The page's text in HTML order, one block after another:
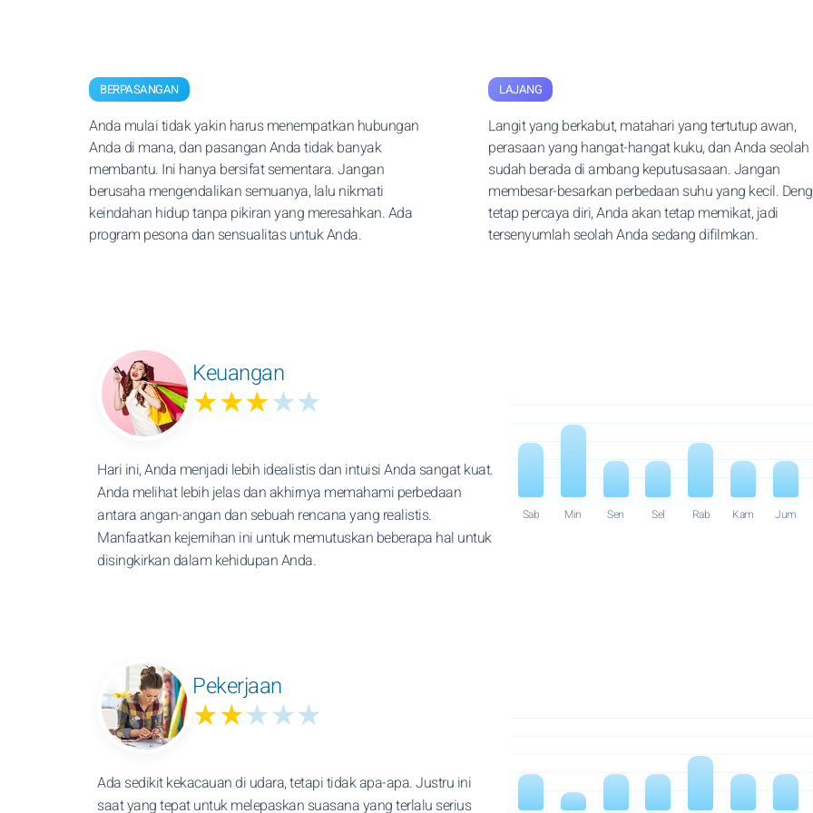
BERPASANGAN
Anda mulai tidak yakin harus menempatkan hubungan
Anda di mana, dan pasangan Anda tidak banyak
membantu. Ini hanya bersifat sementara. Jangan
berusaha mengendalikan semuanya, lalu nikmati
keindahan hidup tanpa pikiran yang meresahkan. Ada
program pesona dan sensualitas untuk Anda.
LAJANG
Langit yang berkabut, matahari yang tertutup awan,
perasaan yang hangat-hangat kuku, dan Anda seolah
sudah berada di ambang keputusasaan. Jangan
membesar-besarkan perbedaan suhu yang kecil.
tetap percaya diri, Anda akan tetap memikat, jadi
tersenyumlah seolah Anda sedang difilmkan.
Keuangan
★★★★★
Hari ini, Anda menjadi lebih idealistis dan intuisi Anda sangat kuat.
Anda melihat lebih jelas dan akhirnya memahami perbedaan
antara angan-angan dan sebuah rencana yang realistis.
Manfaatkan kejernihan ini untuk memutuskan beberapa hal untuk
disingkirkan dalam kehidupan Anda.
Sab Min Sen Sel Rab Kam Jum
Pekerjaan
★★★★★
Ada sedikit kekacauan di udara, tetapi tidak apa-apa. Justru ini
saat yang tepat untuk melepaskan suasana yang terlalu serius